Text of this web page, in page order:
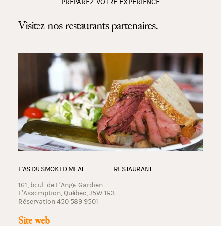
PRÉPAREZ VOTRE EXPÉRIENCE
Visitez nos restaurants partenaires.
L'AS DU SMOKED MEAT
RESTAURANT
161, boul. de L’Ange-Gardien
L’Assomption, Québec, J5W 1R3
Réservation 450 589 9501
Site web